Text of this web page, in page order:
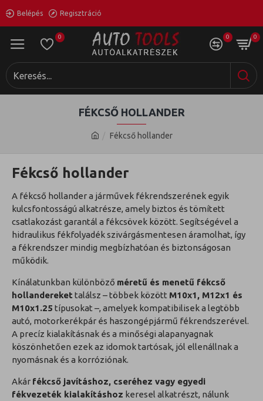
Belépés Regisztráció
0 0 0
Fékcső hollander
FÉKCSŐ HOLLANDER
Fékcső hollander
A fékcső hollander a járművek fékrendszerének egyik
kulcsfontosságú alkatrésze, amely biztos és tömített
csatlakozást garantál a fékcsövek között. Segítségével a
hidraulikus fékfolyadék szivárgásmentesen áramolhat, így
a fékrendszer mindig megbízhatóan és biztonságosan
működik.
Kínálatunkban különböző méretű és menetű fékcső
hollandereket találsz – többek között M10x1, M12x1 és
M10x1.25 típusokat –, amelyek kompatibilisek a legtöbb
autó, motorkerékpár és haszongépjármű fékrendszerével.
A precíz kialakításnak és a minőségi alapanyagnak
köszönhetően ezek az idomok tartósak, jól ellenállnak a
nyomásnak és a korróziónak.
Akár fékcső javításhoz, cseréhez vagy egyedi
fékvezeték kialakításhoz keresel alkatrészt, nálunk